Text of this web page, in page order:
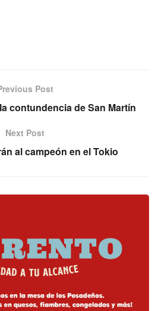
Post
contundencia de San Martín
Next Post
al campeón en el Tokio